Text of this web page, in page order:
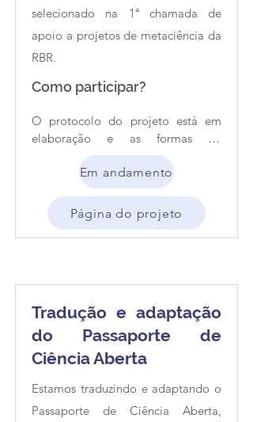
selecionado na 1ª chamada de
apoio a projetos de metaciência da
RBR.
Como participar?
O protocolo do projeto está em
elaboração e as formas de
colaboração possíveis ainda não
foram definidas. Caso queira saber
mais ou colaborar, entre em
contato com a coordenadora do
projeto via e-mail
(rafaelly.stavale@unb.br).
Em andamento
Página do projeto
Tradução e adaptação
do Passaporte de
Ciência Aberta
Estamos traduzindo e adaptando o
Passaporte de Ciência Aberta,